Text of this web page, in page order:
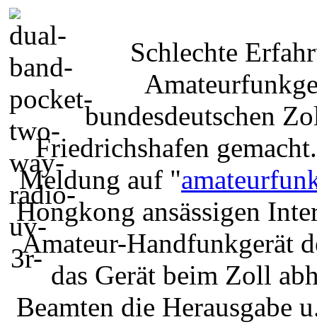
Schlechte
bundesdeutschen
Friedrichshafen
Meldung auf "
Hongkong ansässigen
Amateur-Handfunkgerät
das Gerät beim Zoll
Beamten die Herausgabe